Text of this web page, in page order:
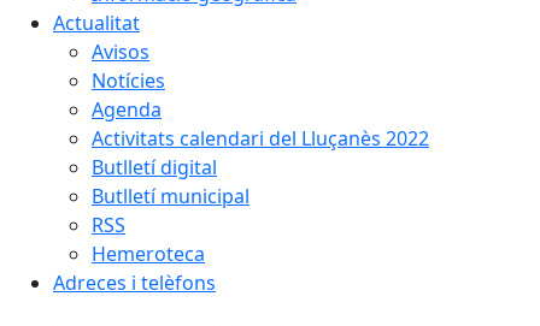
Actualitat
Avisos
Notícies
Agenda
Activitats calendari del Lluçanès 2022
Butlletí digital
Butlletí municipal
RSS
Hemeroteca
Adreces i telèfons